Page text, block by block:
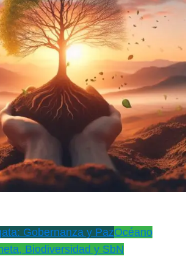
Gobernanza y PazOcéano
Biodiversidad y SbN